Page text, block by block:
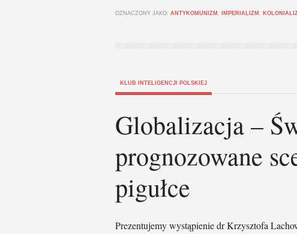
OZNACZONY JAKO: ANTYKOMUNIZM , IMPERIALIZM ,
KLUB INTELIGENCJI POLSKIEJ
Globalizacja –
prognozowane
pigułce
Prezentujemy wystąpienie dr Krzysztofa